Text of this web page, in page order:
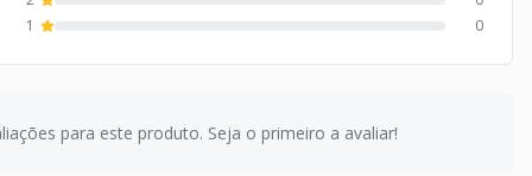
1
0
para este produto. Seja o primeiro a avaliar!